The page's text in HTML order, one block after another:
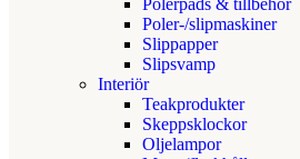
Polerpads & tillbehör
Poler-/slipmaskiner
Slippapper
Slipsvamp
Interiör
Teakprodukter
Skeppsklockor
Oljelampor